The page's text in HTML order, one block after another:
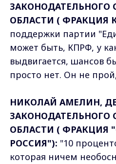
ЗАКОНОДАТЕЛЬНОГО
ОБЛАСТИ ( ФРАКЦИЯ
поддержки партии
может быть, КПРФ, у
выдвигается, шансов
просто нет. Он не
НИКОЛАЙ АМЕЛИН,
ЗАКОНОДАТЕЛЬНОГО
ОБЛАСТИ ( ФРАКЦИЯ
РОССИЯ"): "10
которая ничем